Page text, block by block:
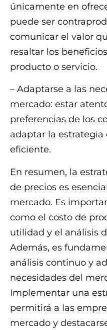
únicamente en
puede ser
comunicar el valor
resaltar los
producto o servicio.
– Adaptarse a las
mercado: estar
preferencias de los
adaptar la estrategia
eficiente.
En resumen, la
de precios es
mercado. Es
como el costo de
utilidad y el análisis
Además, es
análisis continuo y
necesidades del
Implementar una
permitirá a las
mercado y